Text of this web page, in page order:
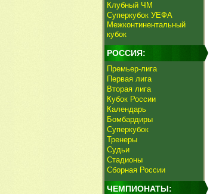
Клубный ЧМ
Суперкубок УЕФА
Межконтинентальный
кубок
РОССИЯ:
Премьер-лига
Первая лига
Вторая лига
Кубок России
Календарь
Бомбардиры
Суперкубок
Тренеры
Судьи
Стадионы
Сборная России
ЧЕМПИОНАТЫ: